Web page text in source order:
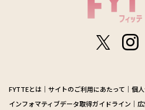
FYTTEとは サイトのご利用にあたって
個
インフォマティブデータ取得ガイドライン